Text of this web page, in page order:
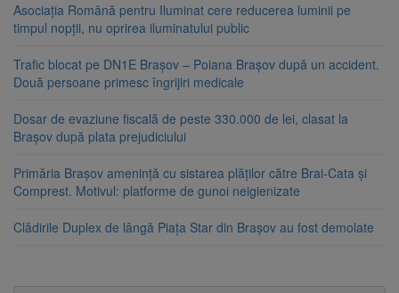
Asociația Română pentru Iluminat cere reducerea luminii pe
timpul nopții, nu oprirea iluminatului public
Trafic blocat pe DN1E Brașov – Poiana Brașov după un accident.
Două persoane primesc îngrijiri medicale
Dosar de evaziune fiscală de peste 330.000 de lei, clasat la
Brașov după plata prejudiciului
Primăria Brașov amenință cu sistarea plăților către Brai-Cata și
Comprest. Motivul: platforme de gunoi neigienizate
Clădirile Duplex de lângă Piața Star din Brașov au fost demolate